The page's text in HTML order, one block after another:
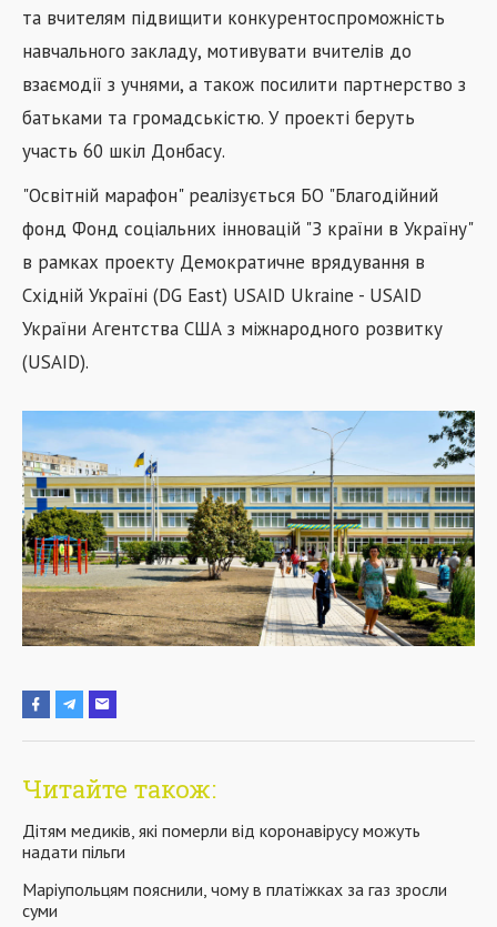
та вчителям підвищити конкурентоспроможність
навчального закладу, мотивувати вчителів до
взаємодії з учнями, а також посилити партнерство з
батьками та громадськістю. У проекті беруть
участь 60 шкіл Донбасу.
"Освітній марафон" реалізується БО "Благодійний
фонд Фонд соціальних інновацій "З країни в Україну"
в рамках проекту Демократичне врядування в
Східній Україні (DG East) USAID Ukraine - USAID
України Агентства США з міжнародного розвитку
(USAID).
Читайте також:
Дітям медиків, які померли від коронавірусу можуть
надати пільги
Маріупольцям пояснили, чому в платіжках за газ зросли
суми